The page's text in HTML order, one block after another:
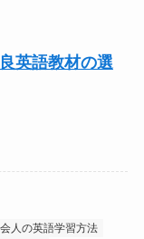
英語教材の選
人の英語学習方法